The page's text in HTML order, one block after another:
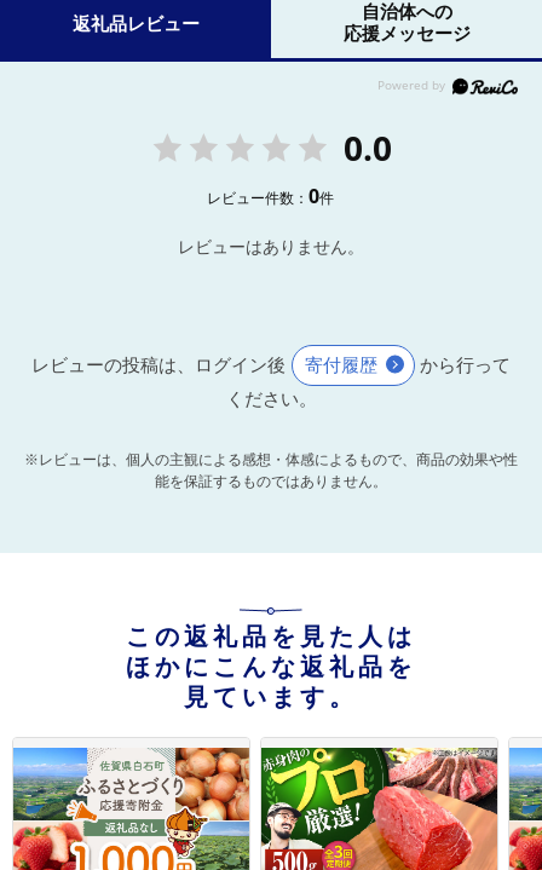
返礼品レビュー
自治体への
応援メッセージ
0.0
レビュー件数：0件
レビューはありません。
レビューの投稿は、ログイン後 寄付履歴
から行って
ください。
※レビューは、個人の主観による感想・体感によるもので、商品の効果や性
能を保証するものではありません。
この返礼品を見た人は
ほかにこんな返礼品を
見ています。